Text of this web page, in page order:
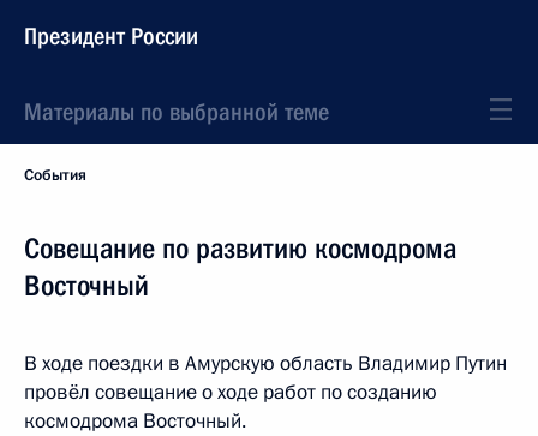
Президент России
Материалы по выбранной теме
События
Совещание по развитию космодрома
Восточный
В ходе поездки в Амурскую область Владимир Путин
провёл совещание о ходе работ по созданию
космодрома Восточный.